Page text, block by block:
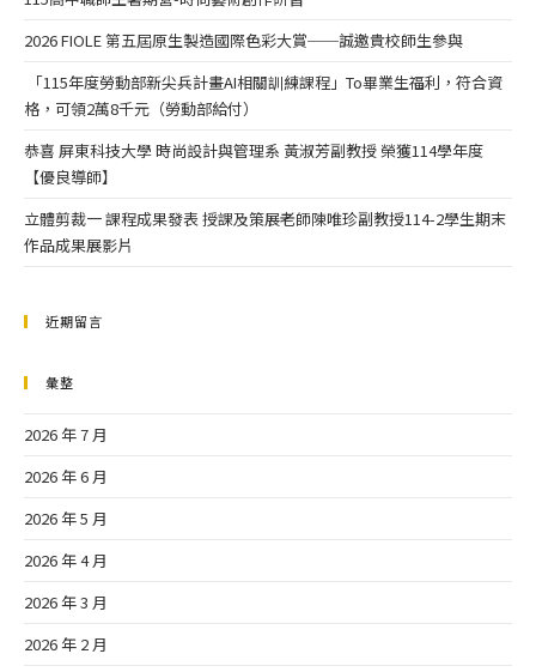
2026 FIOLE 第五屆原生製造國際色彩大賞──誠邀貴校師生參與
「115年度勞動部新尖兵計畫AI相關訓練課程」To畢業生福利，符合資
格，可領2萬8千元（勞動部給付）
恭喜 屏東科技大學 時尚設計與管理系 黃淑芳副教授 榮獲114學年度
【優良導師】
立體剪裁一 課程成果發表 授課及策展老師陳唯珍副教授114-2學生期末
作品成果展影片
近期留言
彙整
2026 年 7 月
2026 年 6 月
2026 年 5 月
2026 年 4 月
2026 年 3 月
2026 年 2 月